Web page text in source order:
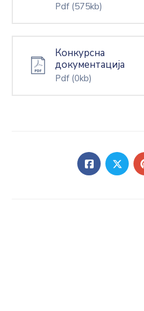
Pdf (575kb)
Конкурсна
документација
Pdf (0kb)